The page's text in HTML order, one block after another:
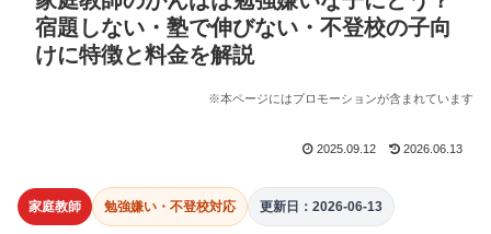
宿題しない・塾で伸びない・不登校の子向
けに特徴と料金を解説
※本ページにはプロモーションが含まれています
2025.09.12 2026.06.13
家庭教師 勉強嫌い・不登校対応 更新日：2026-06-13